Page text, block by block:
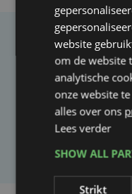
Heb je een taal-
website
om de website
analytische
onze website
alles over ons
Lees verder
SHOW ALL
Strikt